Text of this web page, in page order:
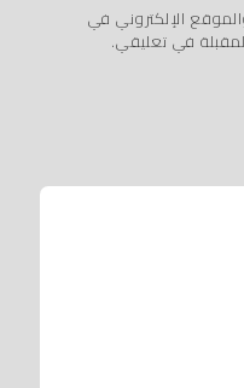
الإلكتروني في
في تعليقي.